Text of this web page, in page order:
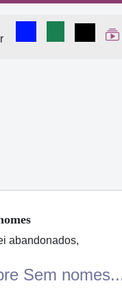
Compartilhar no
abandonados,
Sem